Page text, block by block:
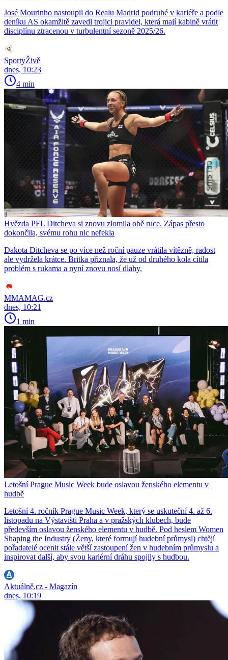
José Mourinho nastoupil do Realu Madrid podruhé v kariéře a podle
deníku AS okamžitě zavedl trojici pravidel, která mají kabině vrátit
disciplínu ztracenou v turbulentní sezoně 2025/26.
SportyŽivě
dnes, 10:23
4 min
Hvězda PFL Ditcheva si znovu zlomila obě ruce. Zápas přesto
dokončila, svému rohu nic neřekla
Dakota Ditcheva se po více než roční pauze vrátila vítězně, radost
ale vydržela krátce. Britka přiznala, že už od druhého kola cítila
problém s rukama a nyní znovu nosí dlahy.
MMAMAG.cz
dnes, 10:21
1 min
Letošní Prague Music Week bude oslavou ženského elementu v
hudbě
Letošní 4. ročník Prague Music Week, který se uskuteční 4. až 6.
listopadu na Výstavišti Praha a v pražských klubech, bude
především oslavou ženského elementu v hudbě. Pod heslem Women
Shaping the Industry (Ženy, které formují hudební průmysl) chtějí
pořadatelé ocenit stále větší zastoupení žen v hudebním průmyslu a
inspirovat další, aby svou kariérní dráhu spojily s hudbou.
Aktuálně.cz - Magazín
dnes, 10:19